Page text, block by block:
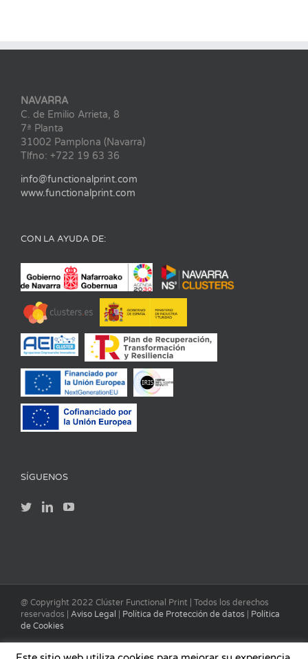
NAVARRA
C. de Emilio Arrieta, 8
7ª Planta
31002 Pamplona (Navarra)
Tlfno: +722 19 63 36
info@functionalprint.com
www.functionalprint.com
CON LA AYUDA DE:
SÍGUENOS
@ Copyright 2022 Clúster Functional Print | Todos los derechos
reservados | Aviso Legal Política de Protección de datos
Política
de Cookies